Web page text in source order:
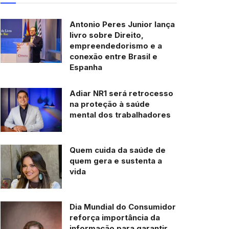
Antonio Peres Junior lança
livro sobre Direito,
empreendedorismo e a
conexão entre Brasil e
Espanha
Adiar NR1 será retrocesso
na proteção à saúde
mental dos trabalhadores
Quem cuida da saúde de
quem gera e sustenta a
vida
Dia Mundial do Consumidor
reforça importância da